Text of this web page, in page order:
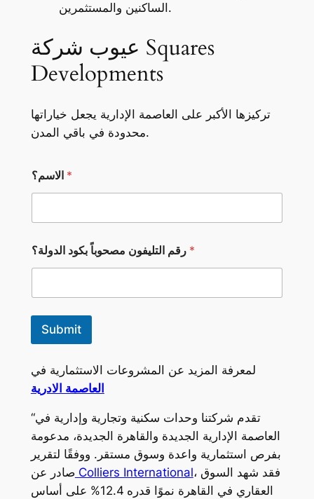
الساكنين والمستثمرين.
عيوب شركة Squares
Developments
تركيزها الأكبر على العاصمة الإدارية يجعل خياراتها
محدودة في باقي المدن.
الاسم؟ *
ر
ق
رقم التليفون مصحوباً بكود الدولة؟ *
Submit
لمعرفة المزيد عن المشروعات الاستثمارية في
العاصمة الادرية
“تقدم شركتنا وحدات سكنية وتجارية وإدارية في
العاصمة الإدارية الجديدة والقاهرة الجديدة، مدعومة
بفرص استثمارية واعدة وسوق مستقر. ووفقًا لتقرير
صادر عنColliers International، فقد شهد السوق
العقاري في القاهرة نموًا قدره 12.4% على أساس